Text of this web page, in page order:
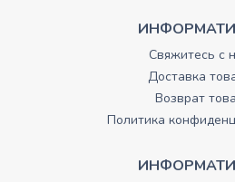
Свяжитесь с
Доставка
Возврат
Политика